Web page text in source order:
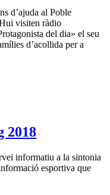
d’ajuda al Poble
visiten ràdio
del dia» el seu
d’acollida per a
2018
informatiu a la sintonia
esportiva que